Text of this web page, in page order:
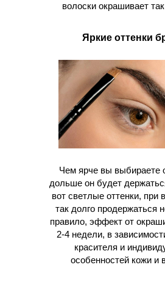
волоски окрашивает
Яркие оттенки
Чем ярче вы выбираете
дольше он будет
вот светлые оттенки, при
так долго продержаться
правило, эффект от
2-4 недели, в
красителя и
особенностей кожи и